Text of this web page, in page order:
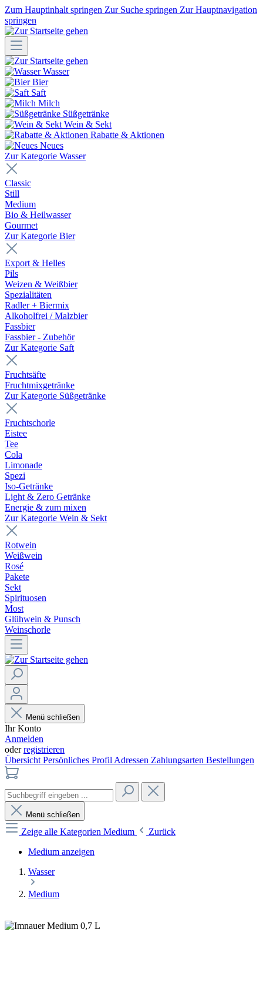
Zum Hauptinhalt springen Zur Suche springen Zur Hauptnavigation
springen
Wasser
Bier
Saft
Milch
Süßgetränke
Wein & Sekt
Rabatte & Aktionen
Neues
Zur Kategorie Wasser
Classic
Still
Medium
Bio & Heilwasser
Gourmet
Zur Kategorie Bier
Export & Helles
Pils
Weizen & Weißbier
Spezialitäten
Radler + Biermix
Alkoholfrei / Malzbier
Fassbier
Fassbier - Zubehör
Zur Kategorie Saft
Fruchtsäfte
Fruchtmixgetränke
Zur Kategorie Süßgetränke
Fruchtschorle
Eistee
Tee
Cola
Limonade
Spezi
Iso-Getränke
Light & Zero Getränke
Energie & zum mixen
Zur Kategorie Wein & Sekt
Rotwein
Weißwein
Rosé
Pakete
Sekt
Spirituosen
Most
Glühwein & Punsch
Weinschorle
Menü schließen
Ihr Konto
Anmelden
oderregistrieren
Übersicht Persönliches Profil Adressen Zahlungsarten Bestellungen
Menü schließen
Zeige alle Kategorien Medium
Zurück
Medium anzeigen
Wasser
Medium